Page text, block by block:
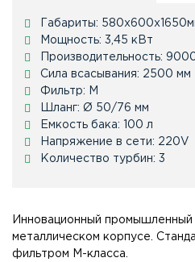
Габариты:
Мощность: 3,45 кВт
Производительность:
Сила всасывания: 2500
Фильтр: М
Шланг: Ø 50/76 мм
Емкость бака: 100 л
Напряжение в сети: 220V
Количество турбин: 3
Инновационный
металлическом корпусе.
фильтром М-класса.